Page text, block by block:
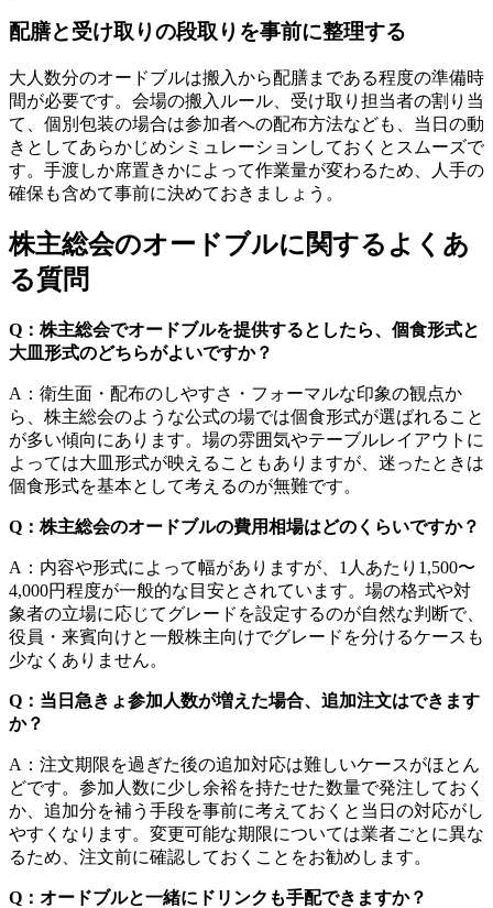
配膳と受け取りの段取りを事前に整理する
大人数分のオードブルは搬入から配膳まである程度の準備時
間が必要です。会場の搬入ルール、受け取り担当者の割り当
て、個別包装の場合は参加者への配布方法なども、当日の動
きとしてあらかじめシミュレーションしておくとスムーズで
す。手渡しか席置きかによって作業量が変わるため、人手の
確保も含めて事前に決めておきましょう。
株主総会のオードブルに関するよくあ
る質問
Q：株主総会でオードブルを提供するとしたら、個食形式と
大皿形式のどちらがよいですか？
A：衛生面・配布のしやすさ・フォーマルな印象の観点か
ら、株主総会のような公式の場では個食形式が選ばれること
が多い傾向にあります。場の雰囲気やテーブルレイアウトに
よっては大皿形式が映えることもありますが、迷ったときは
個食形式を基本として考えるのが無難です。
Q：株主総会のオードブルの費用相場はどのくらいですか？
A：内容や形式によって幅がありますが、1人あたり1,500〜
4,000円程度が一般的な目安とされています。場の格式や対
象者の立場に応じてグレードを設定するのが自然な判断で、
役員・来賓向けと一般株主向けでグレードを分けるケースも
少なくありません。
Q：当日急きょ参加人数が増えた場合、追加注文はできます
か？
A：注文期限を過ぎた後の追加対応は難しいケースがほとん
どです。参加人数に少し余裕を持たせた数量で発注しておく
か、追加分を補う手段を事前に考えておくと当日の対応がし
やすくなります。変更可能な期限については業者ごとに異な
るため、注文前に確認しておくことをお勧めします。
Q：オードブルと一緒にドリンクも手配できますか？